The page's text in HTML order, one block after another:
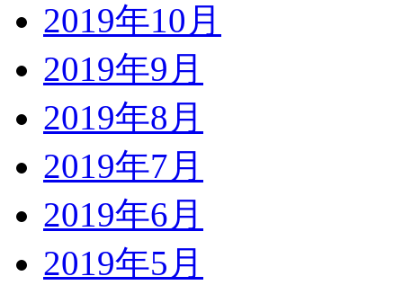
2019年10月
2019年9月
2019年8月
2019年7月
2019年6月
2019年5月